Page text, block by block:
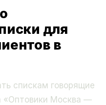
для
в
спискам говорящие
«Оптовики Москва —